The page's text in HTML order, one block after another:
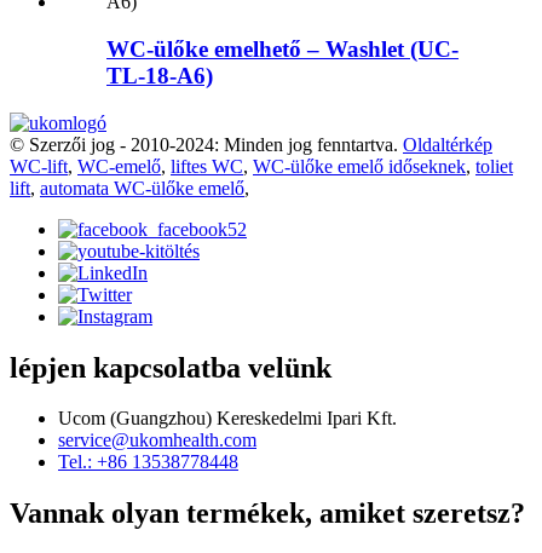
WC-ülőke emelhető – Washlet (UC-
TL-18-A6)
© Szerzői jog - 2010-2024: Minden jog fenntartva. Oldaltérkép
WC-lift, WC-emelő, liftes WC, WC-ülőke emelő időseknek, toliet
lift, automata WC-ülőke emelő,
lépjen kapcsolatba velünk
Ucom (Guangzhou) Kereskedelmi Ipari Kft.
service@ukomhealth.com
Tel.: +86 13538778448
Vannak olyan termékek, amiket szeretsz?